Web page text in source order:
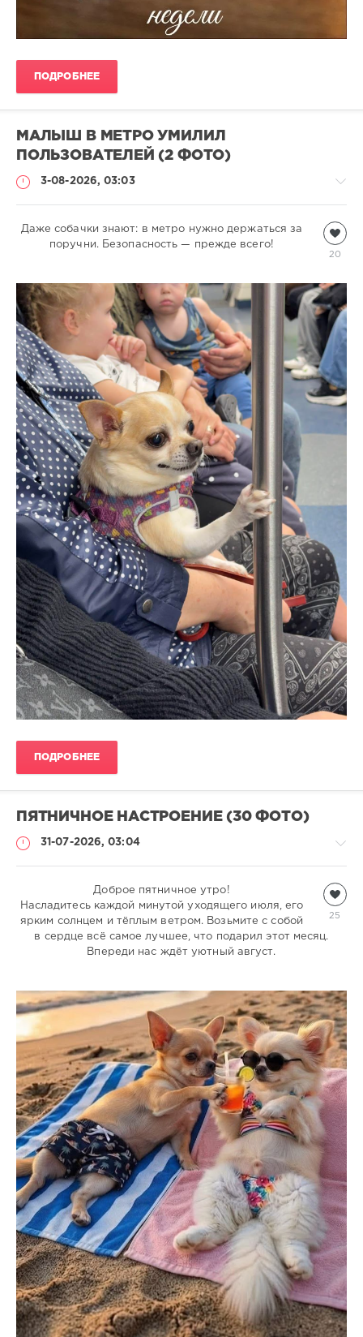
ПОДРОБНЕЕ
МАЛЫШ В МЕТРО УМИЛИЛ
ПОЛЬЗОВАТЕЛЕЙ (2 ФОТО)
3-08-2026, 03:03
Собаки
natalja
0
20
Даже собачки знают: в метро нужно держаться за
поручни. Безопасность — прежде всего!
ПОДРОБНЕЕ
ПЯТНИЧНОЕ НАСТРОЕНИЕ (30 ФОТО)
31-07-2026, 03:04
всячина
25
Доброе пятничное утро!
Насладитесь каждой минутой уходящего июля, его
ярким солнцем и тёплым ветром. Возьмите с собой
в сердце всё самое лучшее, что подарил этот месяц.
Впереди нас ждёт уютный август.